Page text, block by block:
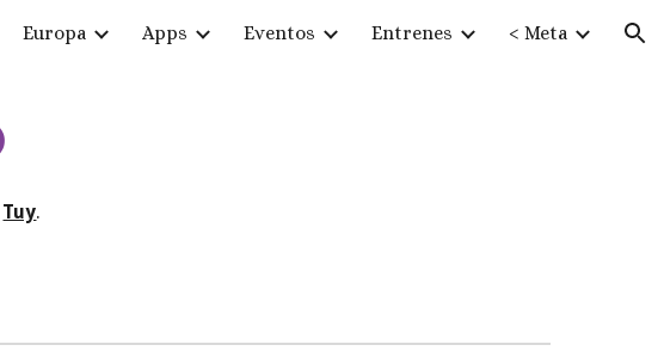
Skip to navigation
Europa Apps Eventos Entrenes < Meta
Tuy.